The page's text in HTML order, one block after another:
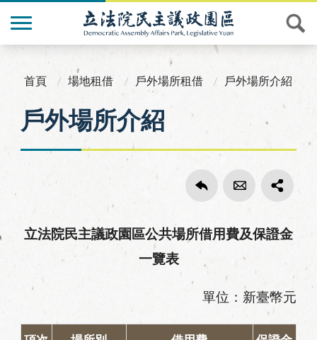
首頁 場地租借 戶外場所租借 戶外場所介紹
戶外場所介紹
立法院民主議政園區公共場所借用費及保證金
一覽表
單位：新臺幣元